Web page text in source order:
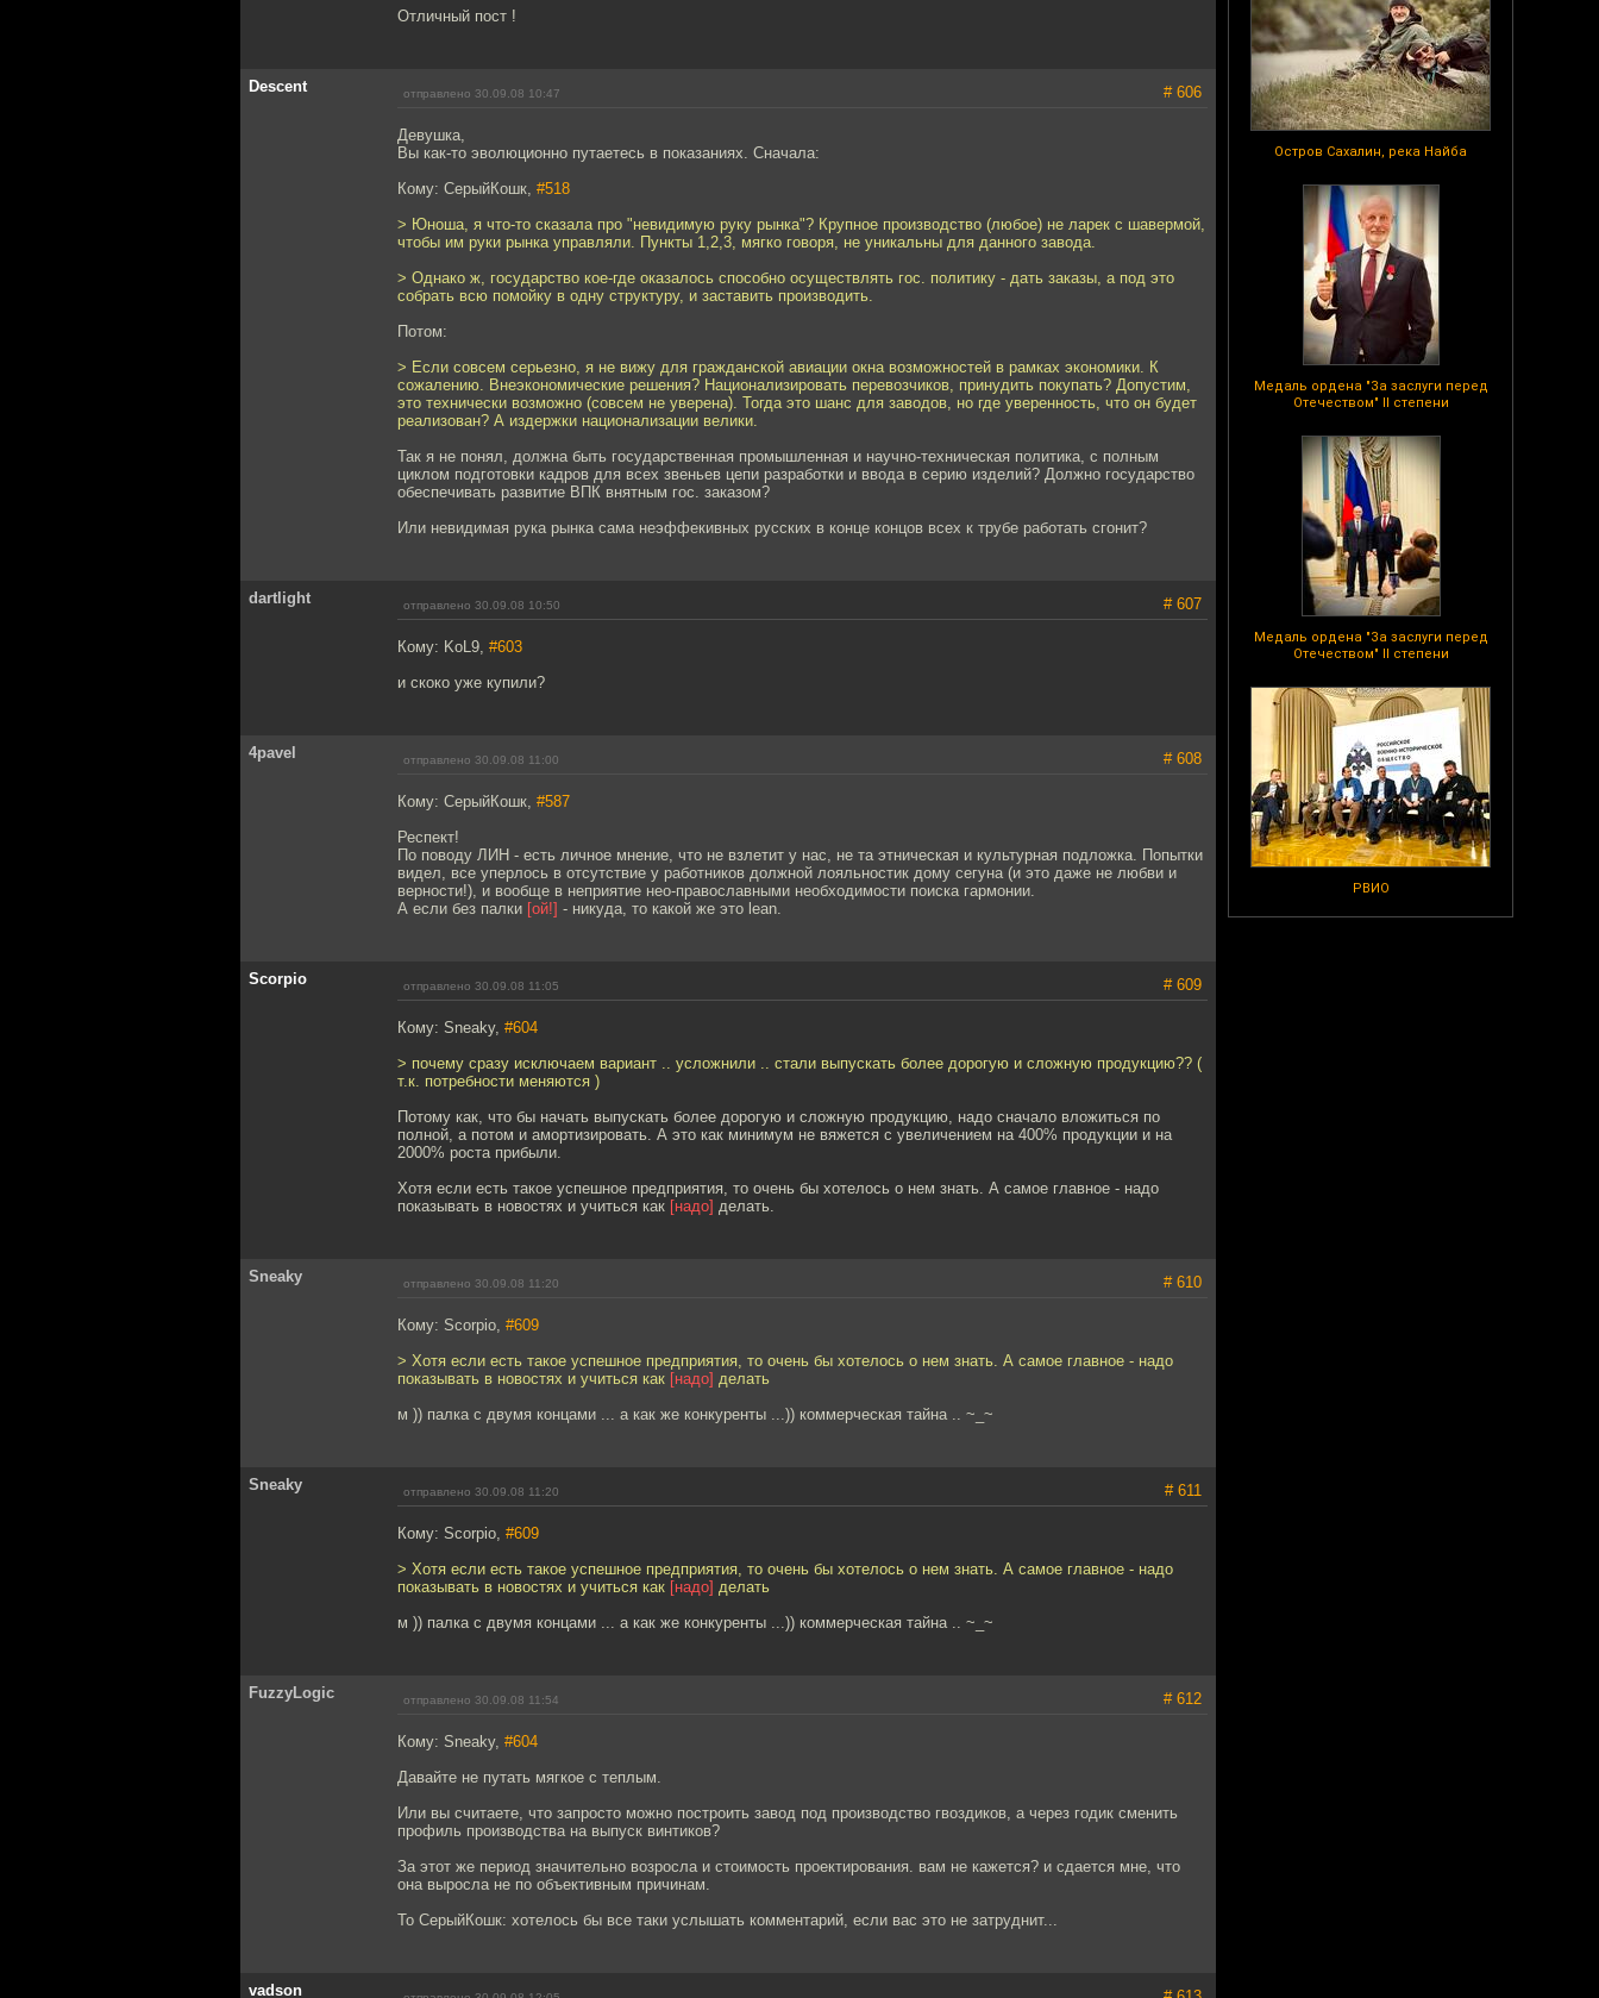
Остров Сахалин, река Найба
Медаль ордена "За заслуги перед
Отечеством" II степени
Медаль ордена "За заслуги перед
Отечеством" II степени
РВИО
Отличный пост !
Descent отправлено 30.09.08 10:47 # 606
Девушка,
Вы как-то эволюционно путаетесь в показаниях. Сначала:
Кому: СерыйКошк, #518
> Юноша, я что-то сказала про "невидимую руку рынка"? Крупное производство (любое) не ларек с шавермой,
чтобы им руки рынка управляли. Пункты 1,2,3, мягко говоря, не уникальны для данного завода.
> Однако ж, государство кое-где оказалось способно осуществлять гос. политику - дать заказы, а под это
собрать всю помойку в одну структуру, и заставить производить.
Потом:
> Если совсем серьезно, я не вижу для гражданской авиации окна возможностей в рамках экономики. К
сожалению. Внеэкономические решения? Национализировать перевозчиков, принудить покупать? Допустим,
это технически возможно (совсем не уверена). Тогда это шанс для заводов, но где уверенность, что он будет
реализован? А издержки национализации велики.
Так я не понял, должна быть государственная промышленная и научно-техническая политика, с полным
циклом подготовки кадров для всех звеньев цепи разработки и ввода в серию изделий? Должно государство
обеспечивать развитие ВПК внятным гос. заказом?
Или невидимая рука рынка сама неэффекивных русских в конце концов всех к трубе работать сгонит?
dartlight отправлено 30.09.08 10:50 # 607
Кому: KoL9, #603
и скоко уже купили?
4pavel отправлено 30.09.08 11:00 # 608
Кому: СерыйКошк, #587
Респект!
По поводу ЛИН - есть личное мнение, что не взлетит у нас, не та этническая и культурная подложка. Попытки
видел, все уперлось в отсутствие у работников должной лояльностик дому сегуна (и это даже не любви и
верности!), и вообще в неприятие нео-православными необходимости поиска гармонии.
А если без палки [ой!] - никуда, то какой же это lean.
Scorpio отправлено 30.09.08 11:05 # 609
Кому: Sneaky, #604
> почему сразу исключаем вариант .. усложнили .. стали выпускать более дорогую и сложную продукцию?? (
т.к. потребности меняются )
Потому как, что бы начать выпускать более дорогую и сложную продукцию, надо сначало вложиться по
полной, а потом и амортизировать. А это как минимум не вяжется с увеличением на 400% продукции и на
2000% роста прибыли.
Хотя если есть такое успешное предприятия, то очень бы хотелось о нем знать. А самое главное - надо
показывать в новостях и учиться как [надо] делать.
Sneaky отправлено 30.09.08 11:20 # 610
Кому: Scorpio, #609
> Хотя если есть такое успешное предприятия, то очень бы хотелось о нем знать. А самое главное - надо
показывать в новостях и учиться как [надо] делать
м )) палка с двумя концами ... а как же конкуренты ...)) коммерческая тайна .. ~_~
Sneaky отправлено 30.09.08 11:20 # 611
Кому: Scorpio, #609
> Хотя если есть такое успешное предприятия, то очень бы хотелось о нем знать. А самое главное - надо
показывать в новостях и учиться как [надо] делать
м )) палка с двумя концами ... а как же конкуренты ...)) коммерческая тайна .. ~_~
FuzzyLogic отправлено 30.09.08 11:54 # 612
Кому: Sneaky, #604
Давайте не путать мягкое с теплым.
Или вы считаете, что запросто можно построить завод под производство гвоздиков, а через годик сменить
профиль производства на выпуск винтиков?
За этот же период значительно возросла и стоимость проектирования. вам не кажется? и сдается мне, что
она выросла не по объективным причинам.
То СерыйКошк: хотелось бы все таки услышать комментарий, если вас это не затруднит...
vadson